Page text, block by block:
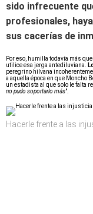
sido infrecuente
profesionales,
sus cacerías de
Por eso, humilla todavía más
utilice esa jerga antediluviana.
peregrino hilvana
a aquella época en que Moncho
un estadista al que solo le falta
no pudo soportarlo más".
Hacerle frente a las